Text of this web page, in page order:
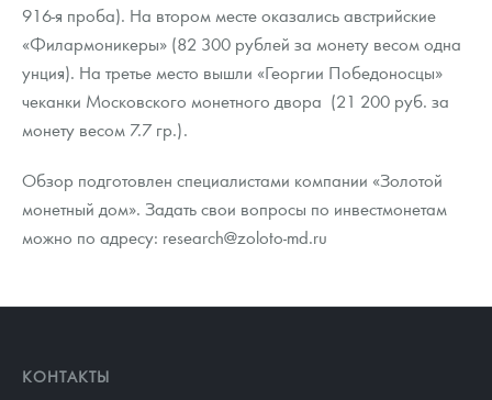
916-я проба). На втором месте оказались австрийские
«Филармоникеры» (82 300 рублей за монету весом одна
унция). На третье место вышли «Георгии Победоносцы»
чеканки Московского монетного двора (21 200 руб. за
монету весом 7.7 гр.).
Обзор подготовлен специалистами компании «Золотой
монетный дом». Задать свои вопросы по инвестмонетам
можно по адресу: research@zoloto-md.ru
КОНТАКТЫ